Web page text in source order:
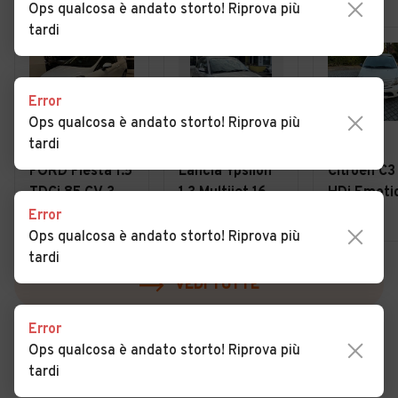
€ 7.900
FORD Fiesta 1.5
TDCi 85 CV 3
porte Van
Business
Collegno (TO)
Lancia Ypsilon
1.3 Multijet 16V
Citroen C3
HDi
VEDI TUTTE
Ops qualcosa è andato storto! Riprova più
tardi
Error
Ops qualcosa è andato storto! Riprova più
tardi
Error
Ops qualcosa è andato storto! Riprova più
tardi
Error
Ops qualcosa è andato storto! Riprova più
tardi